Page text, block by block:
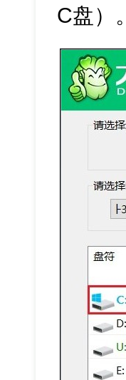
C盘）。